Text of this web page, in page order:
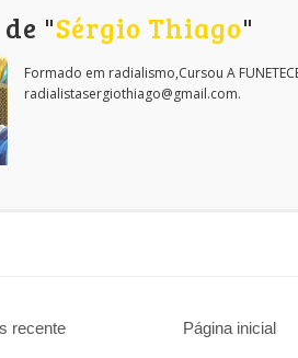
"Sérgio Thiago"
Formado em radialismo,Cursou A
radialistasergiothiago@gmail.com.
recente Página inicial